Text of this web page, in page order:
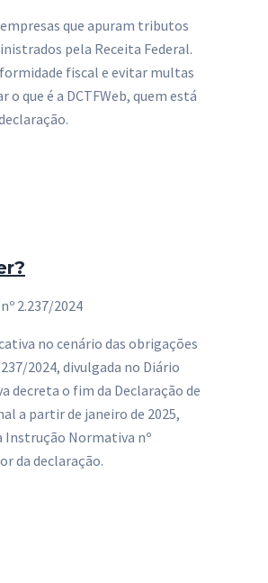
que apuram tributos
pela Receita Federal.
fiscal e evitar multas
que é a DCTFWeb, quem está
2.237/2024
no cenário das obrigações
2024, divulgada no Diário
decreta o fim da Declaração de
a partir de janeiro de 2025,
Instrução Normativa nº
da declaração.